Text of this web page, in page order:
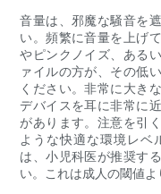
音量は、邪魔な騒音を
い。頻繁に音量を上げ
やピンクノイズ、ある
ァイルの方が、その低
ください。非常に大き
デバイスを耳に非常に
があります。注意を引
ような快適な環境レベ
は、小児科医が推奨す
い。これは成人の閾値よ